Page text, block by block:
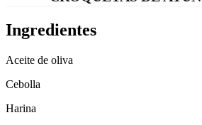
Ingredientes
Aceite de oliva
Cebolla
Harina